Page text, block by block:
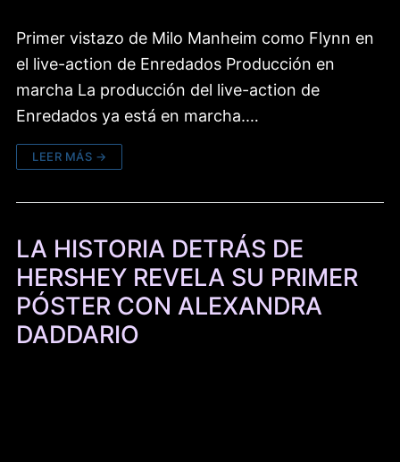
Primer vistazo de Milo Manheim como Flynn en
el live-action de Enredados Producción en
marcha La producción del live-action de
Enredados ya está en marcha.…
LEER MÁS →
LA HISTORIA DETRÁS DE
HERSHEY REVELA SU PRIMER
PÓSTER CON ALEXANDRA
DADDARIO